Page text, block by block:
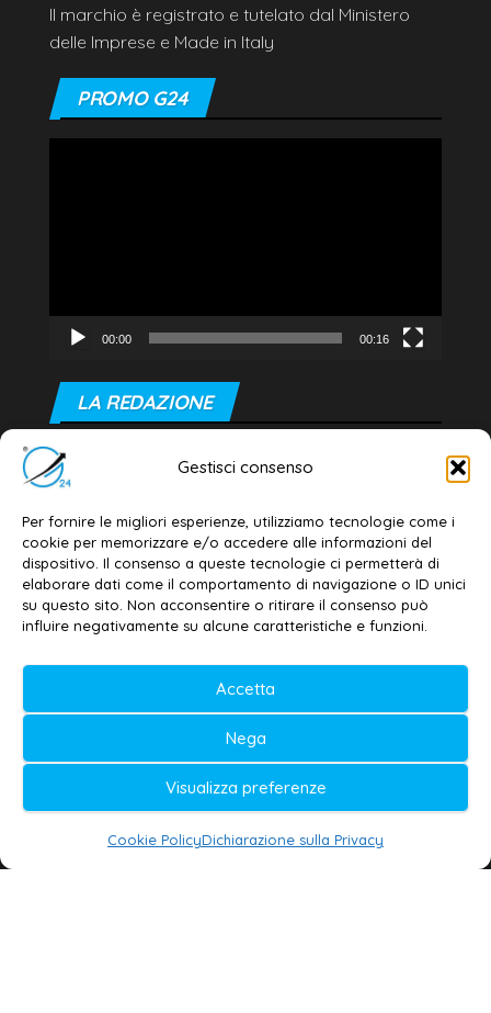
Gestisci consenso
Per fornire le migliori esperienze, utilizziamo tecnologie come i
cookie per memorizzare e/o accedere alle informazioni del
dispositivo. Il consenso a queste tecnologie ci permetterà di
elaborare dati come il comportamento di navigazione o ID unici
su questo sito. Non acconsentire o ritirare il consenso può
influire negativamente su alcune caratteristiche e funzioni.
Accetta
Nega
Visualizza preferenze
Cookie PolicyDichiarazione sulla Privacy
Il marchio è registrato e tutelato dal Ministero
delle Imprese e Made in Italy
PROMO G24
00:00 00:16
LA REDAZIONE
Editore e direttore responsabile:
Dott. Daniele G. Masciullo
Email: redazione@galatina24.it
Contatti –Disclaimer
Privacy policy –Cookie policy
Testata iscritta al n. 11/2020 Registro della
Stampa Tribunale di Lecce
Editore e direttore responsabile:
Daniele G. Masciullo